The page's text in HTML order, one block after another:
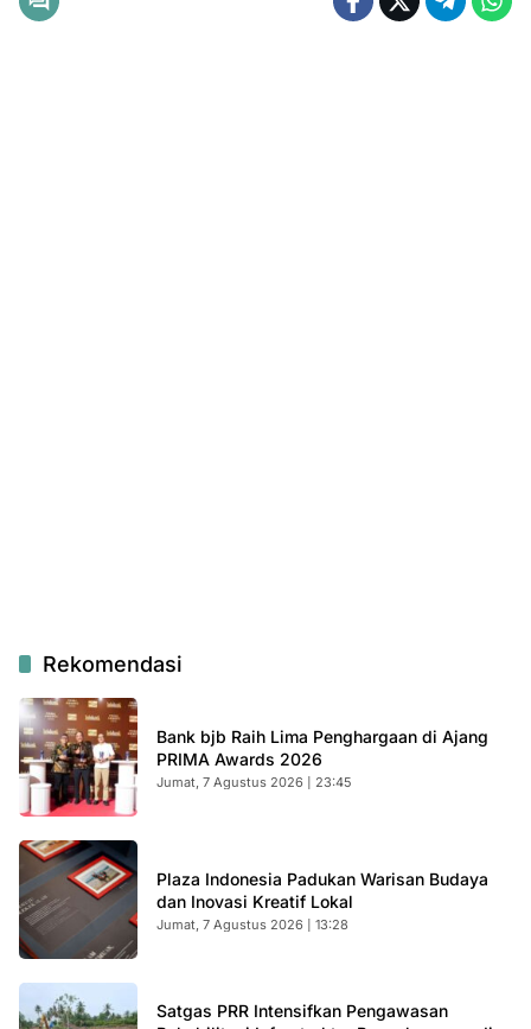
Rekomendasi
Bank bjb Raih Lima Penghargaan di Ajang
PRIMA Awards 2026
Jumat, 7 Agustus 2026 | 23:45
Plaza Indonesia Padukan Warisan Budaya
dan Inovasi Kreatif Lokal
Jumat, 7 Agustus 2026 | 13:28
Satgas PRR Intensifkan Pengawasan